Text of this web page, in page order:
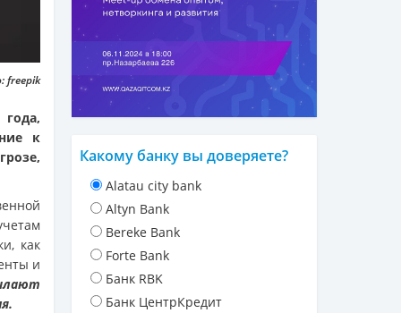
freepik
года,
к
как
и
Какому банку вы доверяете?
Alatau city bank
Altyn Bank
Bereke Bank
Forte Bank
Банк RBK
Банк ЦентрКредит